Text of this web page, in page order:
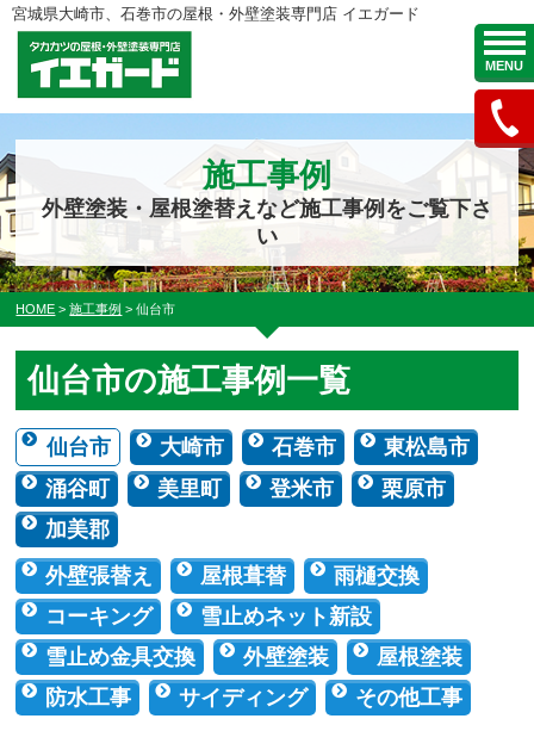
MENU
宮城県大崎市、石巻市の屋根・外壁塗装専門店 イエガード
施工事例
外壁塗装・屋根塗替えなど施工事例をご覧下さ
い
HOME >施工事例 >仙台市
仙台市の施工事例一覧
仙台市 大崎市 石巻市
東松島市
涌谷町
美里町 登米市
栗原市
加美郡
外壁張替え
屋根葺替
雨樋交換
コーキング
雪止めネット新設
雪止め金具交換
外壁塗装
屋根塗装
防水工事
サイディング その他工事